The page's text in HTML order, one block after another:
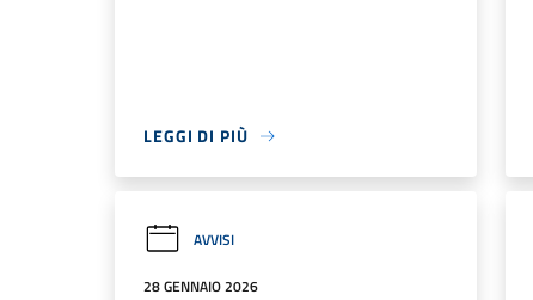
LEGGI DI PIÙ
AVVISI
28 GENNAIO 2026